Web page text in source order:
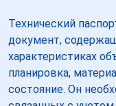
Технический
документ,
характеристиках
планировка,
состояние. Он